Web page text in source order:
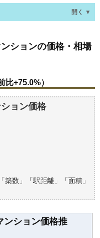
開く ▼
ョンの過去の売買事
検討しよう
買える？
ションの価格・相場
+75.0%）
ョン価格
数」「駅距離」「面積」
ション価格推